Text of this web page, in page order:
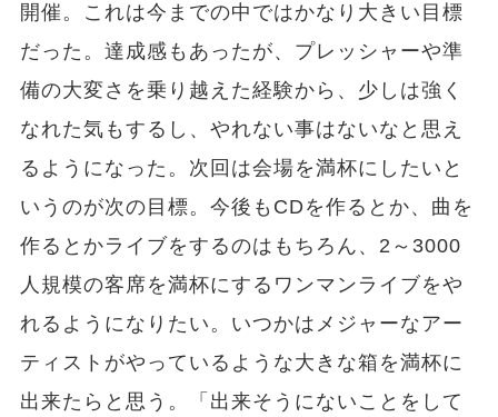
開催。これは今までの中ではかなり大きい目標
だった。達成感もあったが、プレッシャーや準
備の大変さを乗り越えた経験から、少しは強く
なれた気もするし、やれない事はないなと思え
るようになった。次回は会場を満杯にしたいと
いうのが次の目標。今後もCDを作るとか、曲を
作るとかライブをするのはもちろん、2～3000
人規模の客席を満杯にするワンマンライブをや
れるようになりたい。いつかはメジャーなアー
ティストがやっているような大きな箱を満杯に
出来たらと思う。「出来そうにないことをして